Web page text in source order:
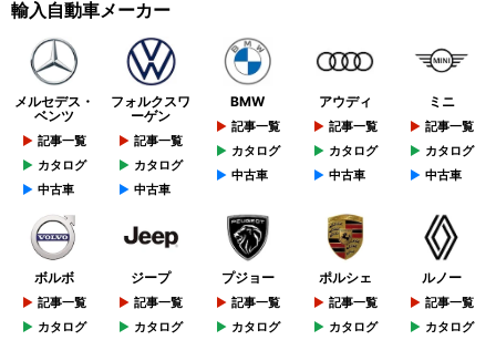
輸入自動車メーカー
メルセデス・
ベンツ
記事一覧
カタログ
中古車
フォルクスワ
ーゲン
記事一覧
カタログ
中古車
BMW
記事一覧
カタログ
中古車
アウディ
記事一覧
カタログ
中古車
ミニ
記事一覧
カタログ
中古車
ボルボ
記事一覧
カタログ
ジープ
記事一覧
カタログ
プジョー
記事一覧
カタログ
ポルシェ
記事一覧
カタログ
ルノー
記事一覧
カタログ